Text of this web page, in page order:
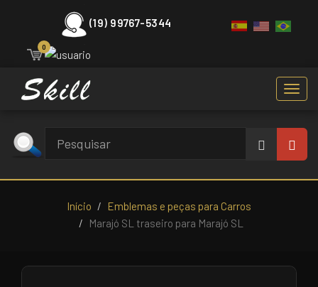
(19) 99767-5344
0
Início
Emblemas e peças para Carros
Marajó SL traseiro para Marajó SL